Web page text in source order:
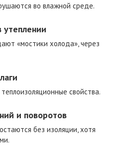
во влажной среде.
«мостики холода», через
свойства.
и поворотов
без изоляции, хотя